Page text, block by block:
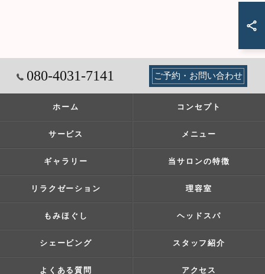
080-4031-7141 ご予約・お問い合わせ
ホーム コンセプト
サービス メニュー
ギャラリー 当サロンの特徴
リラクゼーション 理容室
もみほぐし ヘッドスパ
シェービング スタッフ紹介
よくある質問 アクセス